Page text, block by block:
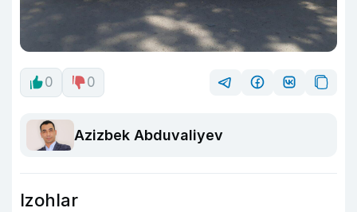
0 0
Azizbek Abduvaliyev
Izohlar